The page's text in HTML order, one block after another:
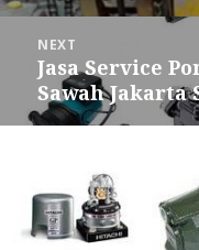
NEXT
Next
post:
Jasa Service
Sawah Jakarta